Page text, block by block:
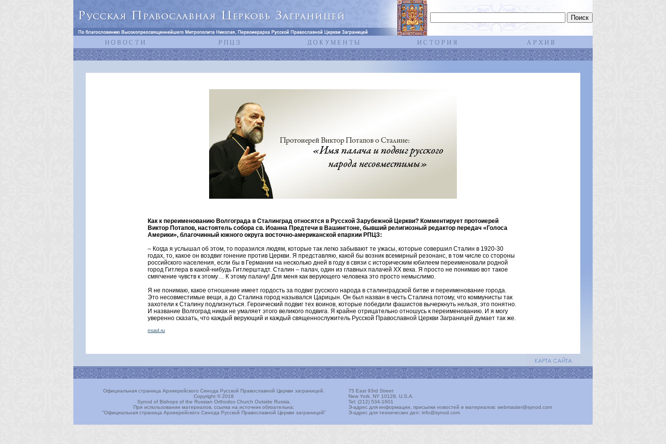
Как к переименованию Волгограда в Сталинград относятся в Русской Зарубежной Церкви? Комментирует протоиерей
Виктор Потапов, настоятель собора св. Иоанна Предтечи в Вашингтоне, бывший религиозный редактор передач «Голоса
Америки», благочинный южного округа восточно-американской епархии РПЦЗ:
– Когда я услышал об этом, то поразился людям, которые так легко забывают те ужасы, которые совершил Сталин в 1920-30
годах, то, какое он воздвиг гонение против Церкви. Я представляю, какой бы возник всемирный резонанс, в том числе со стороны
российского населения, если бы в Германии на несколько дней в году в связи с историческим юбилеем переименовали родной
город Гитлера в какой-нибудь Гитлерштадт. Сталин – палач, один из главных палачей ХХ века. Я просто не понимаю вот такое
смягчение чувств к этому… К этому палачу! Для меня как верующего человека это просто немыслимо.
Я не понимаю, какое отношение имеет гордость за подвиг русского народа в сталинградской битве и переименование города.
Это несовместимые вещи, а до Сталина город назывался Царицын. Он был назван в честь Сталина потому, что коммунисты так
захотели к Сталину подлизнуться. Героический подвиг тех воинов, которые победили фашистов вычеркнуть нельзя, это понятно.
И название Волгоград никак не умаляет этого великого подвига. Я крайне отрицательно отношусь к переименованию. И я могу
уверенно сказать, что каждый верующий и каждый священнослужитель Русской Православной Церкви Заграницей думает так же.
nsad.ru
Официальная страница Архиерейского Синода Русской Православной Церкви заграницей.
Copyright © 2018
Synod of Bishops of the Russian Orthodox Church Outside Russia.
При использовании материалов, ссылка на источник обязательна:
"Официальная страница Архиерейского Синода Русской Православной Церкви заграницей"
75 East 93rd Street
New York, NY 10128, U.S.A.
Tel: (212) 534-1601
Э-адрес для информации, присылки новостей и материалов: webmaster@synod.com
Э-адрес для технических дел: info@synod.com